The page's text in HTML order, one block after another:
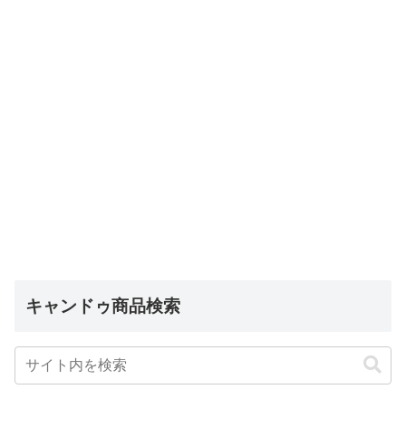
キャンドゥ商品検索